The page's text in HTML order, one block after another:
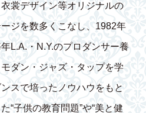
裳デザイン等オリジナルの
ジを数多くこなし、1982年
L.A.・N.Y.のプロダンサー養
ダン・ジャズ・タップを学
スで培ったノウハウをもと
“子供の教育問題”や“美と健